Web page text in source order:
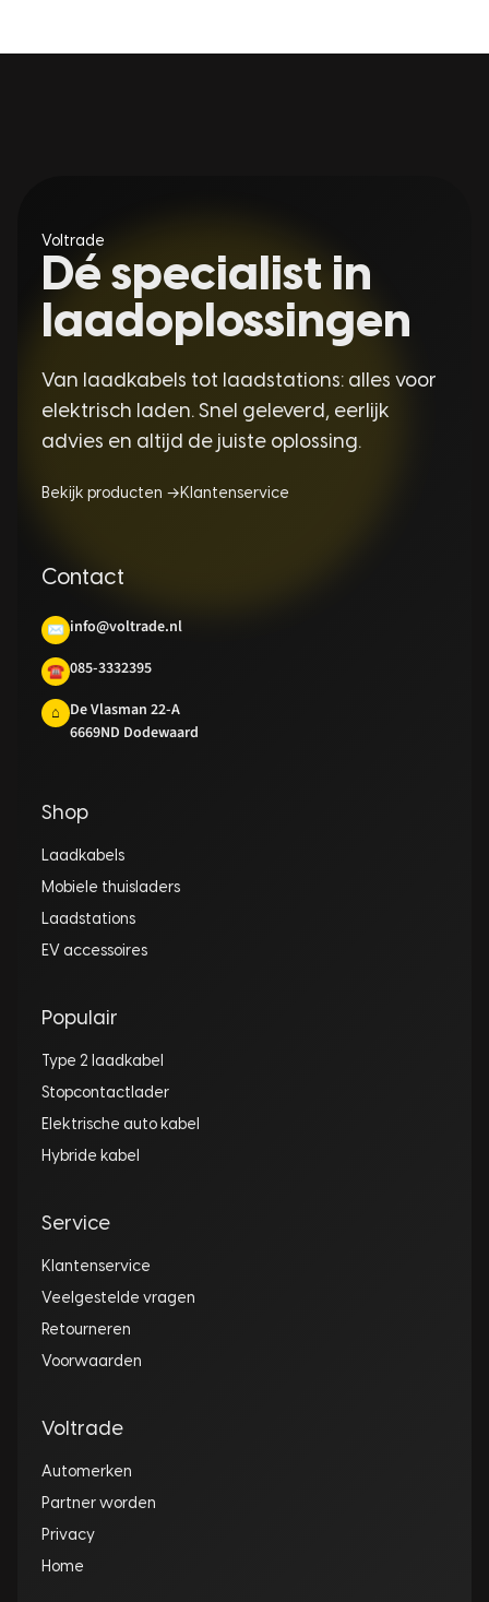
Voltrade
Dé specialist in
laadoplossingen
Van laadkabels tot laadstations: alles voor
elektrisch laden. Snel geleverd, eerlijk
advies en altijd de juiste oplossing.
Bekijk producten →Klantenservice
Contact
✉ info@voltrade.nl
☎ 085-3332395
⌂
De Vlasman 22-A
6669ND Dodewaard
Shop
Laadkabels
Mobiele thuisladers
Laadstations
EV accessoires
Populair
Type 2 laadkabel
Stopcontactlader
Elektrische auto kabel
Hybride kabel
Service
Klantenservice
Veelgestelde vragen
Retourneren
Voorwaarden
Voltrade
Automerken
Partner worden
Privacy
Home